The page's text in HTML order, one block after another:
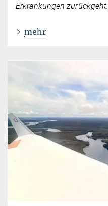
Erkrankungen zurückgeht.
mehr